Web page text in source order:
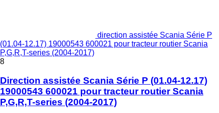
direction assistée Scania Série P
(01.04-12.17) 19000543 600021 pour tracteur routier Scania
P,G,R,T-series (2004-2017)
8
Direction assistée Scania Série P (01.04-12.17)
19000543 600021 pour tracteur routier Scania
P,G,R,T-series (2004-2017)